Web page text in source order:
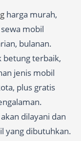
harga murah,
mobil
bulanan.
betung terbaik,
jenis mobil
plus gratis
dilayani dan
yang dibutuhkan.